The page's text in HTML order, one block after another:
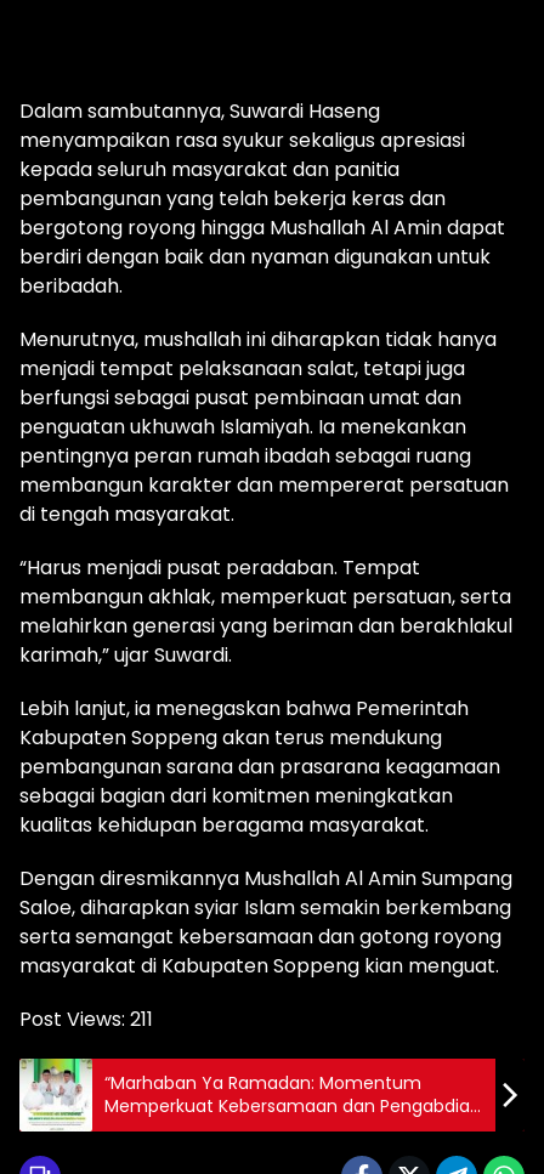
Dalam sambutannya, Suwardi Haseng
menyampaikan rasa syukur sekaligus apresiasi
kepada seluruh masyarakat dan panitia
pembangunan yang telah bekerja keras dan
bergotong royong hingga Mushallah Al Amin dapat
berdiri dengan baik dan nyaman digunakan untuk
beribadah.
Menurutnya, mushallah ini diharapkan tidak hanya
menjadi tempat pelaksanaan salat, tetapi juga
berfungsi sebagai pusat pembinaan umat dan
penguatan ukhuwah Islamiyah. Ia menekankan
pentingnya peran rumah ibadah sebagai ruang
membangun karakter dan mempererat persatuan
di tengah masyarakat.
“Harus menjadi pusat peradaban. Tempat
membangun akhlak, memperkuat persatuan, serta
melahirkan generasi yang beriman dan berakhlakul
karimah,” ujar Suwardi.
Lebih lanjut, ia menegaskan bahwa Pemerintah
Kabupaten Soppeng akan terus mendukung
pembangunan sarana dan prasarana keagamaan
sebagai bagian dari komitmen meningkatkan
kualitas kehidupan beragama masyarakat.
Dengan diresmikannya Mushallah Al Amin Sumpang
Saloe, diharapkan syiar Islam semakin berkembang
serta semangat kebersamaan dan gotong royong
masyarakat di Kabupaten Soppeng kian menguat.
Post Views: 211
“Marhaban Ya Ramadan: Momentum
Memperkuat Kebersamaan dan Pengabdian
untuk Soppeng yang Lebih Maju”